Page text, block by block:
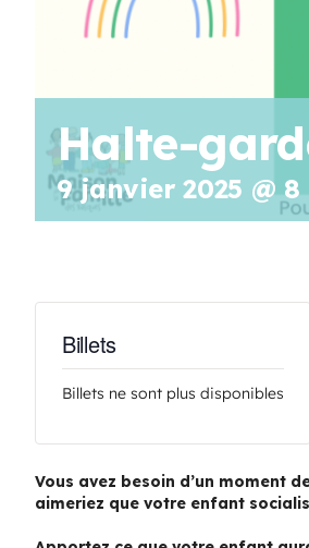
Halte-
9 janvier 2025 @
Billets
Billets ne sont plus disponibles
Vous avez besoin d’un moment
aimeriez que votre enfant